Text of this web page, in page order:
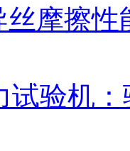
丝摩擦
试验机